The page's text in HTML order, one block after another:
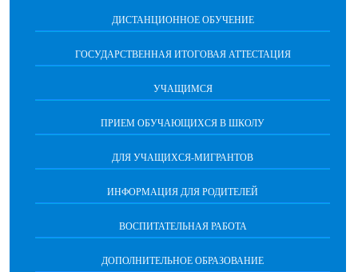
ДИСТАНЦИОННОЕ ОБУЧЕНИЕ
ГОСУДАРСТВЕННАЯ ИТОГОВАЯ АТТЕСТАЦИЯ
УЧАЩИМСЯ
ПРИЕМ ОБУЧАЮЩИХСЯ В ШКОЛУ
ДЛЯ УЧАЩИХСЯ-МИГРАНТОВ
ИНФОРМАЦИЯ ДЛЯ РОДИТЕЛЕЙ
ВОСПИТАТЕЛЬНАЯ РАБОТА
ДОПОЛНИТЕЛЬНОЕ ОБРАЗОВАНИЕ